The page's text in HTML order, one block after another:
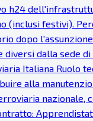
h24
(inclusi festivi).
dopo
dalla sede di
Italiana Ruolo
alla
nazionale,